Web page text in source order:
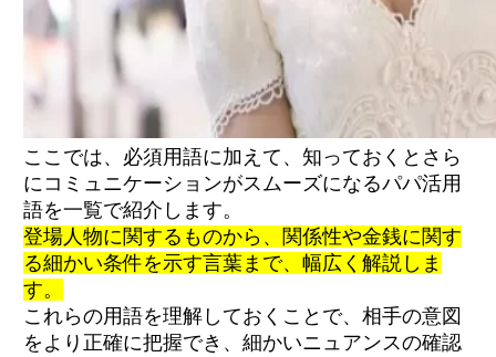
ここでは、必須用語に加えて、知っておくとさら
にコミュニケーションがスムーズになるパパ活用
語を一覧で紹介します。
登場人物に関するものから、関係性や金銭に関す
る細かい条件を示す言葉まで、幅広く解説しま
す。
これらの用語を理解しておくことで、相手の意図
をより正確に把握でき、細かいニュアンスの確認